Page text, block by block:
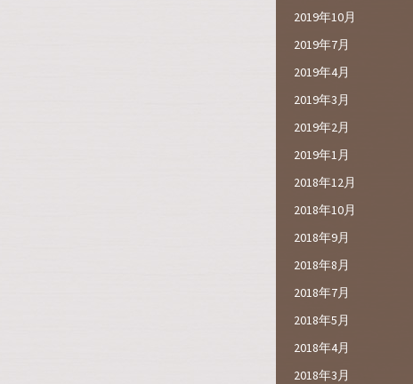
2019年10月
2019年7月
2019年4月
2019年3月
2019年2月
2019年1月
2018年12月
2018年10月
2018年9月
2018年8月
2018年7月
2018年5月
2018年4月
2018年3月